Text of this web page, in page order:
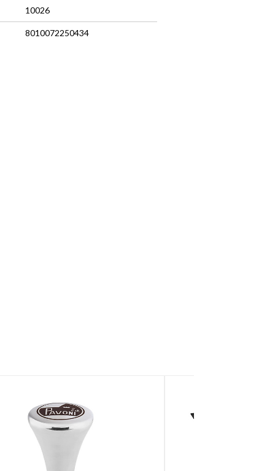
10026
8010072250434